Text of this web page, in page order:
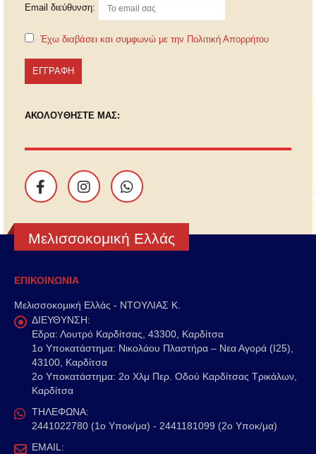
Email διεύθυνση:
Έχω διαβάσει και συμφωνώ με την Πολιτική Απορρήτου
ΑΚΟΛΟΥΘΗΣΤΕ ΜΑΣ:
Μελισσοκομική Ελλάς
ΕΠΙΚΟΙΝΩΝΙΑ
Μελισσοκομική Ελλάς - ΝΤΟΥΛΙΑΣ Κ.
ΔΙΕΥΘΥΝΣΗ:
Εδρα: Λουτρό Καρδίτσας, 43300, Καρδίτσα
1o Υποκατάστημα: Νικολάου Πλαστήρα – Νεα Αγορά (Ι25),
43100, Καρδίτσα
2o Υποκατάστημα: 2ο Χλμ Περ. Οδού Καρδίτσας Τρικάλων,
Καρδίτσα
ΤΗΛΕΦΩΝΑ:
2441022780 (1ο Υποκ/μα) - 2441181099 (2ο Υποκ/μα)
EMAIL: